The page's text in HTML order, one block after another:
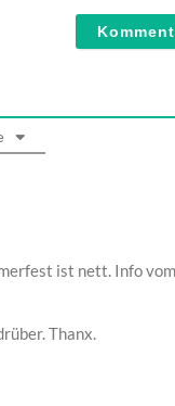
ist nett. Info
Thanx.